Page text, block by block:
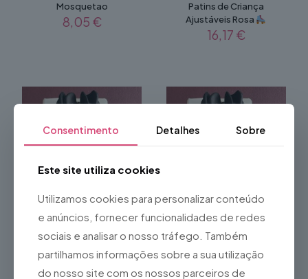
Mosquetao
8,05 €
Patins de Criança
Ajustáveis Rosa
16,17 €
Patins gelo 26 a 28 (par)
16,18€
Patins gelo 28 a 30 (par)
16,18€
Consentimento Detalhes Sobre
Este site utiliza cookies
Utilizamos cookies para personalizar conteúdo
e anúncios, fornecer funcionalidades de redes
sociais e analisar o nosso tráfego. Também
partilhamos informações sobre a sua utilização
do nosso site com os nossos parceiros de